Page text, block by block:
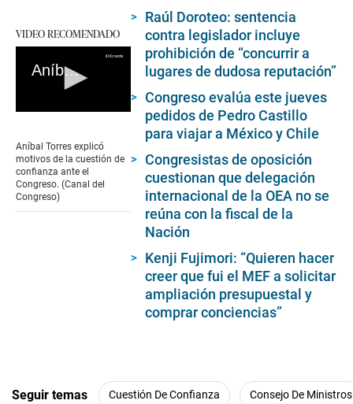
VIDEO RECOMENDADO
Aníbal Torres pide cuestión de confianza
of
0
seconds
Aníbal Torres explicó
motivos de la cuestión de
confianza ante el
Congreso. (Canal del
Congreso)
Raúl Doroteo: sentencia
contra legislador incluye
prohibición de “concurrir a
lugares de dudosa reputación”
Congreso evalúa este jueves
pedidos de Pedro Castillo
para viajar a México y Chile
Congresistas de oposición
cuestionan que delegación
internacional de la OEA no se
reúna con la fiscal de la
Nación
Kenji Fujimori: “Quieren hacer
creer que fui el MEF a solicitar
ampliación presupuestal y
comprar conciencias”
Seguir temas Cuestión De Confianza Consejo De Ministros